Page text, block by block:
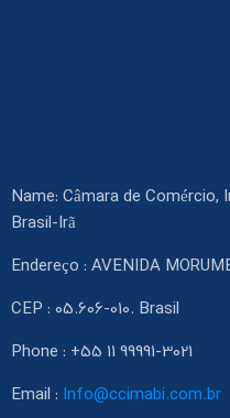
Name: Câmara de
Brasil-Irã
Endereço : AVENIDA
CEP : 05.606-010. Brasil
Phone : +55 11 99991-3021
Email : Info@ccimabi.com.br